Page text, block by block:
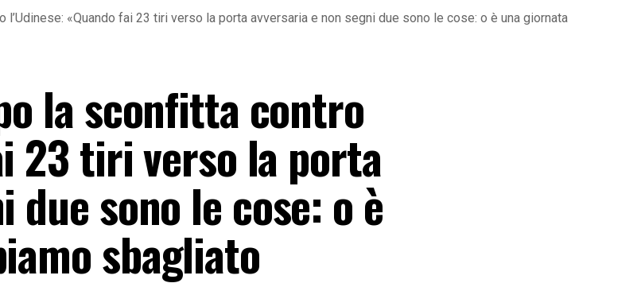
«Quando fai 23 tiri verso la porta avversaria e non segni due sono le cose: o è una giornata
la sconfitta contro
23 tiri verso la porta
due sono le cose: o è
sbagliato